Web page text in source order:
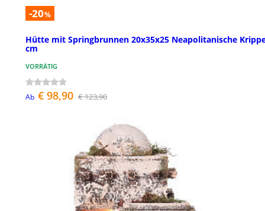
-20%
Hütte mit Springbrunnen 20x35x25 Neapolitanische
cm
VORRÄTIG
Ab € 98,90 € 123,90